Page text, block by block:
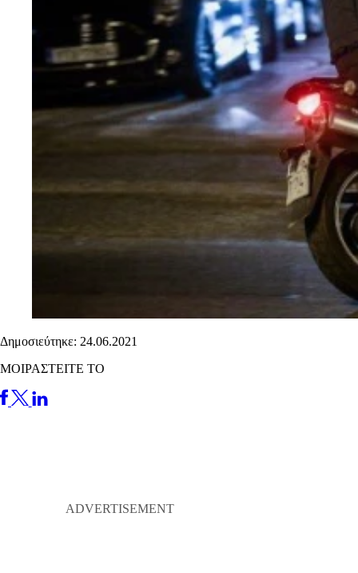
Δημοσιεύτηκε: 24.06.2021
ΜΟΙΡΑΣΤΕΙΤΕ ΤΟ